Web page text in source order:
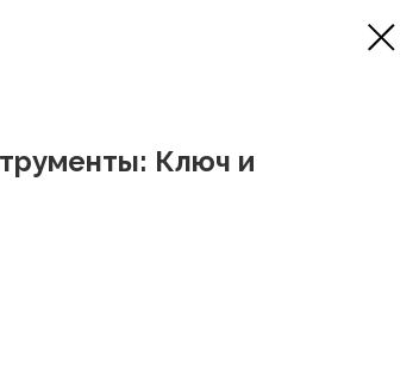
Ключ и